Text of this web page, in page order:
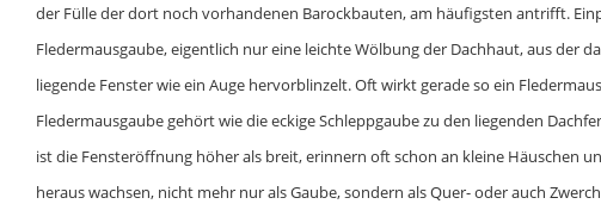
der Fülle der dort noch vorhandenen Barockbauten, am häufigsten antrifft.
Fledermausgaube, eigentlich nur eine leichte Wölbung der Dachhaut, aus der
liegende Fenster wie ein Auge hervorblinzelt. Oft wirkt gerade so ein
Fledermausgaube gehört wie die eckige Schleppgaube zu den liegenden
ist die Fensteröffnung höher als breit, erinnern oft schon an kleine Häuschen
heraus wachsen, nicht mehr nur als Gaube, sondern als Quer- oder auch